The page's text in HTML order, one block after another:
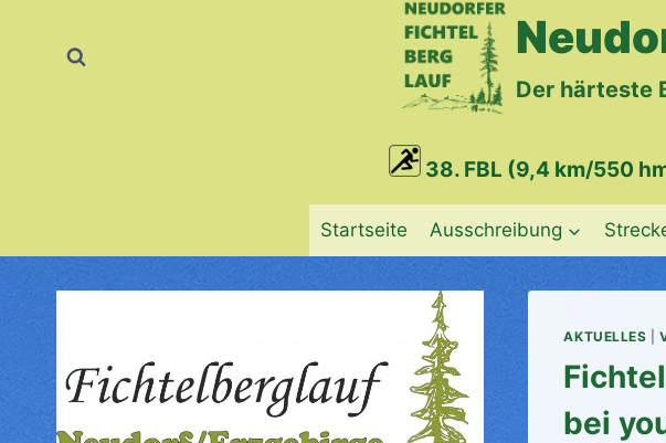
Der härteste
38. FBL (9,4 km/550
Startseite Ausschreibung
AKTUELLES |
bei